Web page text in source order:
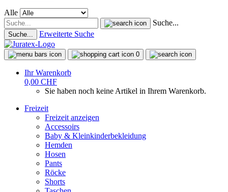
Alle
Suche...
Suche... Erweiterte Suche
0
Ihr Warenkorb
0,00 CHF
Sie haben noch keine Artikel in Ihrem Warenkorb.
Freizeit
Freizeit anzeigen
Accessoirs
Baby & Kleinkinderbekleidung
Hemden
Hosen
Pants
Röcke
Shorts